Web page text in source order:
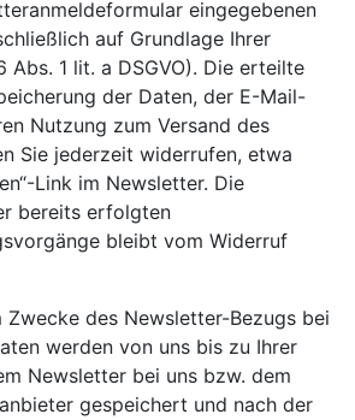
eingegebenen
auf Grundlage Ihrer
Abs. 1 lit. a DSGVO). Die erteilte
der Daten, der E-Mail-
Nutzung zum Versand des
Sie jederzeit widerrufen, etwa
Link im Newsletter. Die
bereits erfolgten
bleibt vom Widerruf
Zwecke des Newsletter-Bezugs bei
werden von uns bis zu Ihrer
Newsletter bei uns bzw. dem
gespeichert und nach der